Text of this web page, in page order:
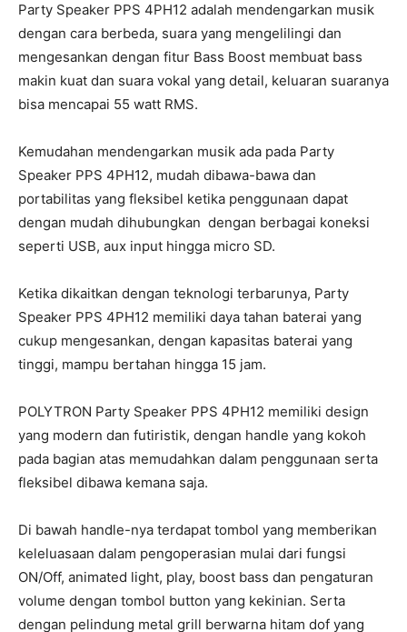
Party Speaker PPS 4PH12 adalah mendengarkan musik
dengan cara berbeda, suara yang mengelilingi dan
mengesankan dengan fitur Bass Boost membuat bass
makin kuat dan suara vokal yang detail, keluaran suaranya
bisa mencapai 55 watt RMS.
Kemudahan mendengarkan musik ada pada Party
Speaker PPS 4PH12, mudah dibawa-bawa dan
portabilitas yang fleksibel ketika penggunaan dapat
dengan mudah dihubungkan dengan berbagai koneksi
seperti USB, aux input hingga micro SD.
Ketika dikaitkan dengan teknologi terbarunya, Party
Speaker PPS 4PH12 memiliki daya tahan baterai yang
cukup mengesankan, dengan kapasitas baterai yang
tinggi, mampu bertahan hingga 15 jam.
POLYTRON Party Speaker PPS 4PH12 memiliki design
yang modern dan futiristik, dengan handle yang kokoh
pada bagian atas memudahkan dalam penggunaan serta
fleksibel dibawa kemana saja.
Di bawah handle-nya terdapat tombol yang memberikan
keleluasaan dalam pengoperasian mulai dari fungsi
ON/Off, animated light, play, boost bass dan pengaturan
volume dengan tombol button yang kekinian. Serta
dengan pelindung metal grill berwarna hitam dof yang